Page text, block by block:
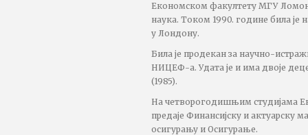
Економском факултету МГУ
наука. Током 1990. године била је
у Лондону.
Била је продекан за научно-
НИЦЕФ-а. Удата је и има двоје
(1985).
На четворогодишњим студијама
предаје Финансијску и актуарску
осигурању и Осигурање.